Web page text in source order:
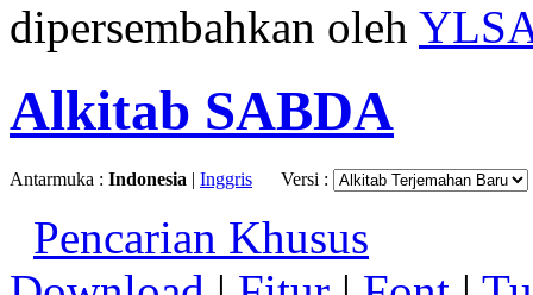
dipersembahkan oleh
Alkitab SABDA
Antarmuka : Indonesia | Inggris Versi :
Pencarian Khusus